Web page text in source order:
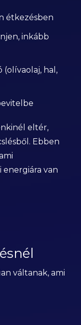
étkezésben
inkább
(olívaolaj, hal,
eltér,
Ebben
van
váltanak, ami